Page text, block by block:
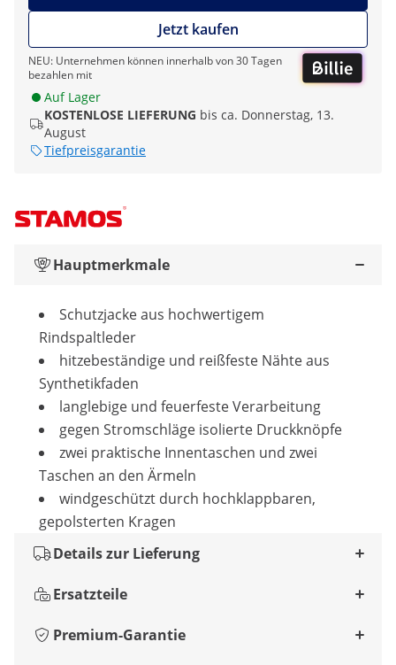
Jetzt kaufen
NEU: Unternehmen können innerhalb von 30 Tagen
bezahlen mit
Auf Lager
KOSTENLOSE LIEFERUNG bis ca. Donnerstag, 13.
August
Tiefpreisgarantie
Hauptmerkmale
Schutzjacke aus hochwertigem
Rindspaltleder
hitzebeständige und reißfeste Nähte aus
Synthetikfaden
langlebige und feuerfeste Verarbeitung
gegen Stromschläge isolierte Druckknöpfe
zwei praktische Innentaschen und zwei
Taschen an den Ärmeln
windgeschützt durch hochklappbaren,
gepolsterten Kragen
Details zur Lieferung
Ersatzteile
Premium-Garantie